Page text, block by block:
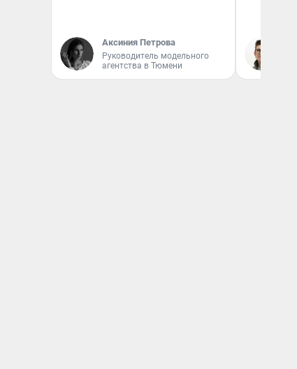
Аксиния Петрова
Руководитель модельного
агентства в Тюмени